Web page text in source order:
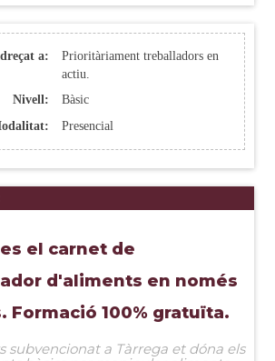
a:
Prioritàriament treballadors en
actiu.
Nivell:
Bàsic
Presencial
el carnet de
d'aliments en només
Formació 100% gratuïta.
subvencionat a Tàrrega et dóna els